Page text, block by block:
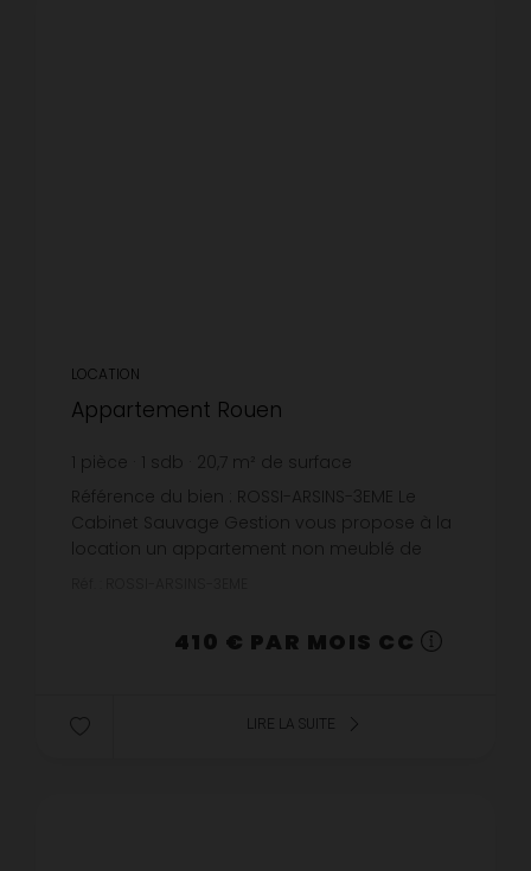
LOCATION
Appartement Rouen
1 pièce 1 sdb 20,7 m² de surface
19,81 €
prix / m²
Référence du bien : ROSSI-ARSINS-3EME Le
Cabinet Sauvage Gestion vous propose à la
location un appartement non meublé de
410 € PAR MOIS CC
LIRE LA SUITE